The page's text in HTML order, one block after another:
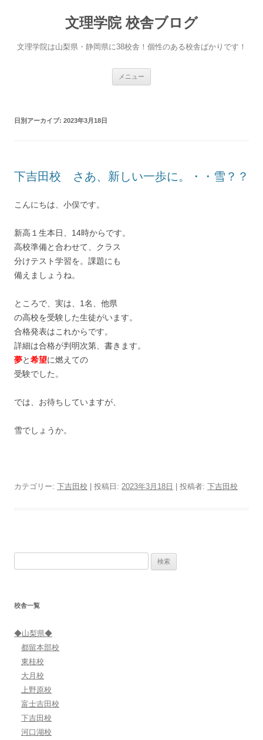
文理学院 校舎ブログ
文理学院は山梨県・静岡県に38校舎！個性のある校舎ばかりです！
メニュー
日別アーカイブ: 2023年3月18日
下吉田校 さあ、新しい一歩に。・・雪？？
こんにちは、小俣です。
新高１生本日、14時からです。
高校準備と合わせて、クラス
分けテスト学習を。課題にも
備えましょうね。
ところで、実は、1名、他県
の高校を受験した生徒がいます。
合格発表はこれからです。
詳細は合格が判明次第、書きます。
夢と希望に燃えての
受験でした。
では、お待ちしていますが、
雪でしょうか。
カテゴリー: 下吉田校 | 投稿日: 2023年3月18日 投稿者: 下吉田校
校舎一覧
◆山梨県◆
都留本部校
東桂校
大月校
上野原校
富士吉田校
下吉田校
河口湖校